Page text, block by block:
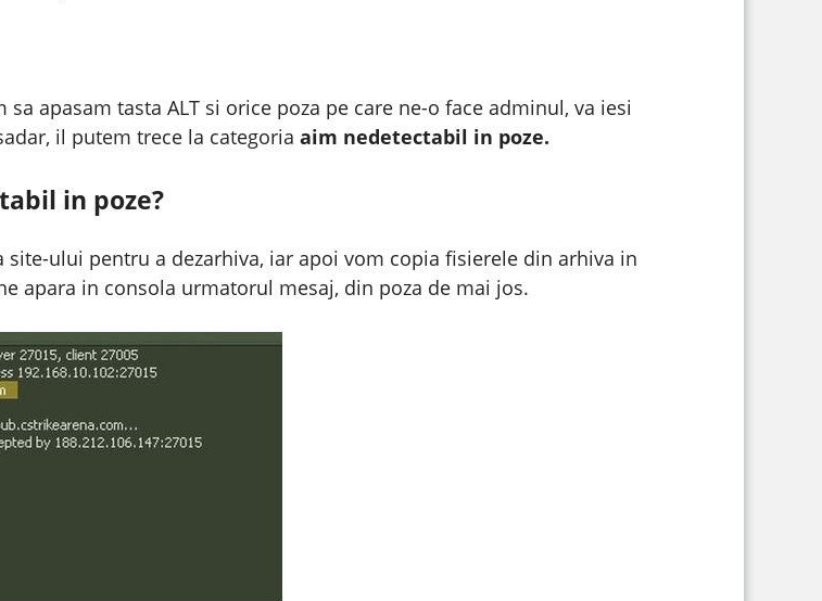
apasam tasta ALT si orice poza pe care ne-o face adminul, va iesi
il putem trece la categoria aim nedetectabil in poze.
in poze?
ului pentru a dezarhiva, iar apoi vom copia fisierele din arhiva in
apara in consola urmatorul mesaj, din poza de mai jos.